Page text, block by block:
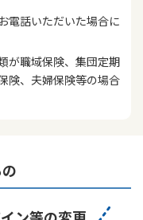
電話いただいた場合に
が職域保険、集団定期
険、夫婦保険等の場合